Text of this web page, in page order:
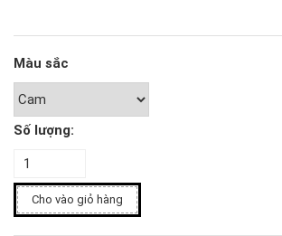
Màu sắc
Số lượng:
Cho vào giỏ hàng